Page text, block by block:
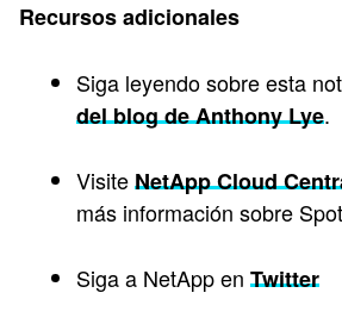
Recursos adicionales
Siga leyendo sobre esta
del blog de Anthony Lye.
VisiteNetApp Cloud
más información sobre
Siga a NetApp en Twitter